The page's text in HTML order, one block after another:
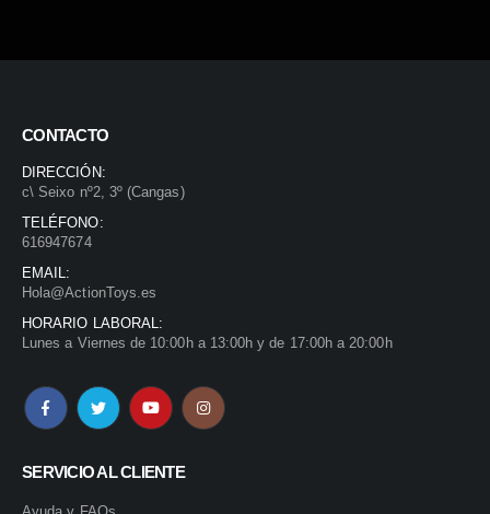
CONTACTO
DIRECCIÓN:
c\ Seixo nº2, 3º (Cangas)
TELÉFONO:
616947674
EMAIL:
Hola@ActionToys.es
HORARIO LABORAL:
Lunes a Viernes de 10:00h a 13:00h y de 17:00h a 20:00h
SERVICIO AL CLIENTE